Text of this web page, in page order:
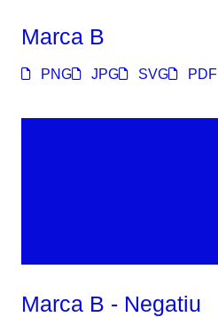
Marca B
PNG JPG SVG PDF
Marca B - Negatiu